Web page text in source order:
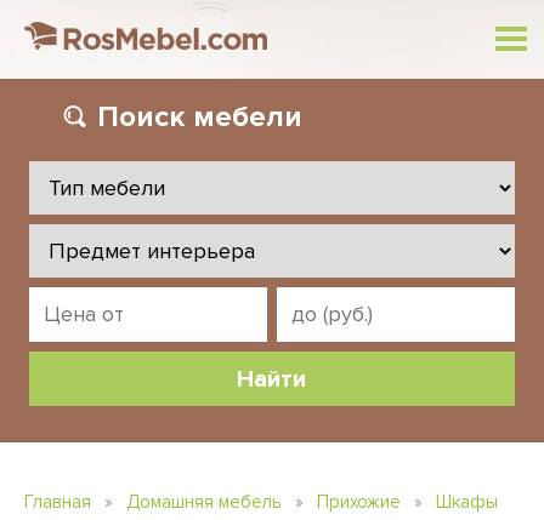
Поиск мебели
Главная » Домашняя мебель » Прихожие » Шкафы